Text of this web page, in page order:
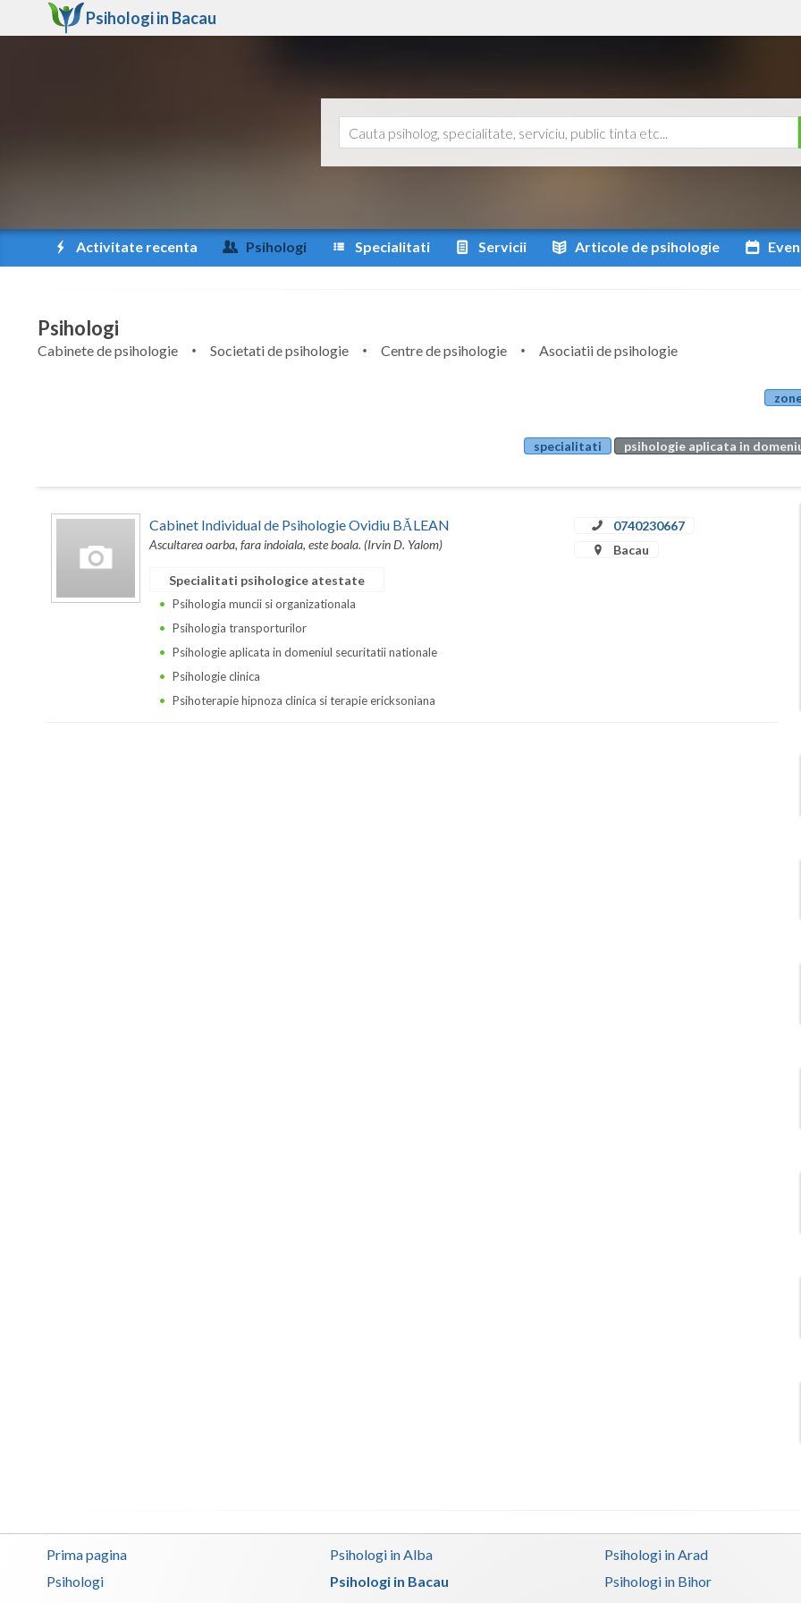
Psihologi in Bacau
Activitate recenta Psihologi Specialitati Servicii Articole de psihologie
Psihologi
Cabinete de psihologie Societati de psihologie Centre de psihologie
Asociatii de psihologie
specialitati
psihologie aplicata in
Cabinet Individual de Psihologie Ovidiu BĂLEAN
Ascultarea oarba, fara indoiala, este boala. (Irvin D. Yalom)
0740230667
Bacau
Specialitati psihologice atestate
Psihologia muncii si organizationala
Psihologia transporturilor
Psihologie aplicata in domeniul securitatii nationale
Psihologie clinica
Psihoterapie hipnoza clinica si terapie ericksoniana
Prima pagina
Psihologi
Psihologi in Alba Psihologi in Arad
Psihologi in Bacau
Psihologi in Bihor